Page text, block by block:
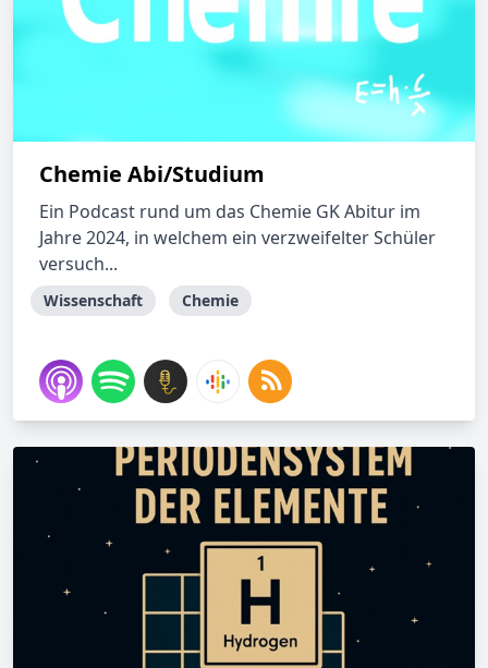
Chemie Abi/Studium
Ein Podcast rund um das Chemie GK Abitur im
Jahre 2024, in welchem ein verzweifelter Schüler
versuch...
Wissenschaft Chemie